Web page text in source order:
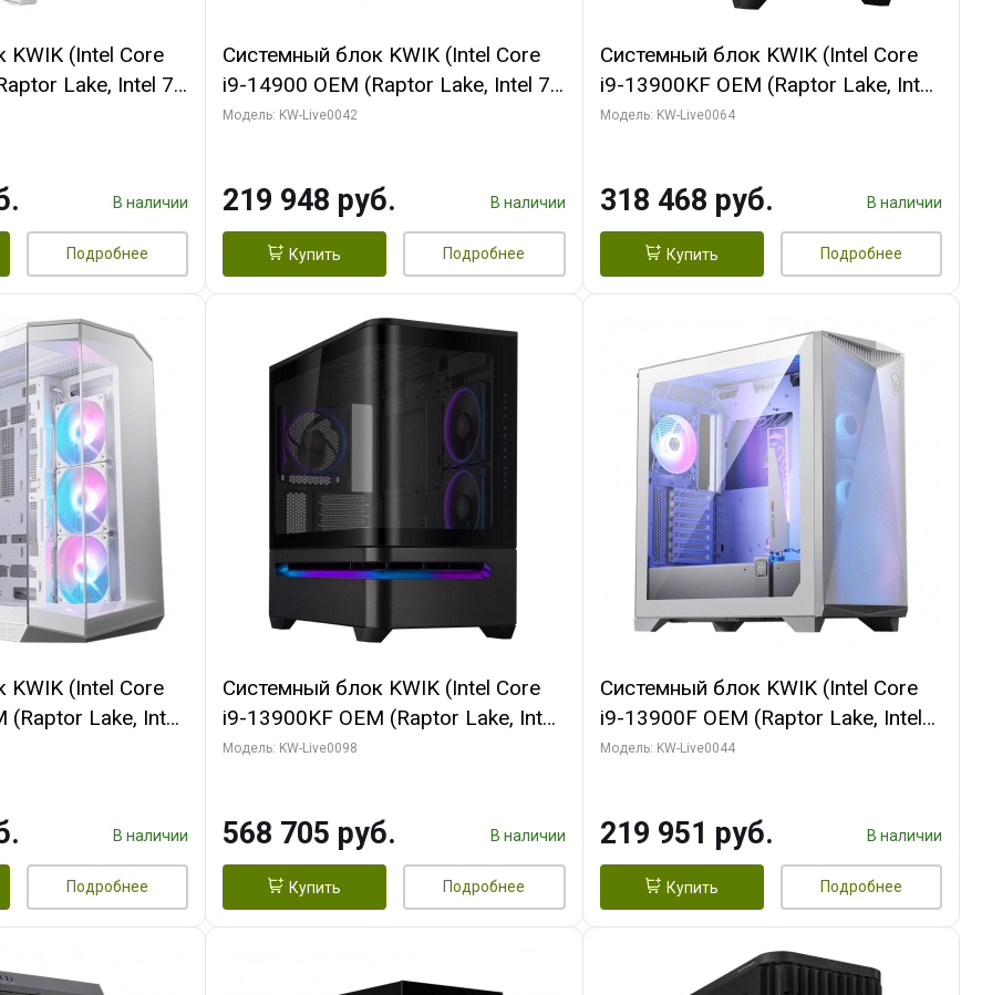
KWIK (Intel Core
Lake, Intel 7,
ГБ ОЗУ (2
В наличии
Подробнее
Системный блок KWIK (Intel Core
i9-14900 OEM (Raptor Lake, Intel 7,
C24 16EC/8PC// 16 ГБ ОЗУ (2
256bi/ 512 ГБ SSD)
Модель: KW-Live0042
219 948 руб. В наличии
Купить Подробнее
Системный блок KWIK (Intel Core
i9-13900KF OEM (Raptor Lake, Intel
7, C24 16EC/8P/ 64 ГБ ОЗУ (2
2/ 512 ГБ SSD)
Модель: KW-Live0064
318 468 руб. В наличии
Купить Подробнее
KWIK (Intel Core
(Raptor Lake, Intel
32 ГБ ОЗУ (2
В наличии
Подробнее
Системный блок KWIK (Intel Core
i9-13900KF OEM (Raptor Lake, Intel
7, C24 16EC/8P/ 16 ГБ ОЗУ (2
Turbo/ 512 ГБ SSD)
Модель: KW-Live0098
568 705 руб. В наличии
Купить Подробнее
Системный блок KWIK (Intel Core
i9-13900F OEM (Raptor Lake, Intel
7, Efficient-co/ 32 ГБ ОЗУ (2
HD/ 512 ГБ SSD)
Модель: KW-Live0044
219 951 руб. В наличии
Купить Подробнее